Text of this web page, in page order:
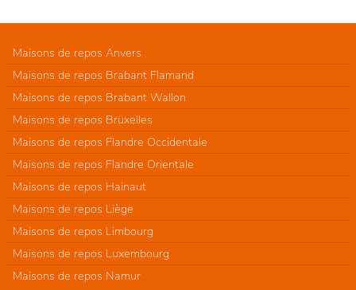
Maisons de repos Anvers
Maisons de repos Brabant Flamand
Maisons de repos Brabant Wallon
Maisons de repos Bruxelles
Maisons de repos Flandre Occidentale
Maisons de repos Flandre Orientale
Maisons de repos Hainaut
Maisons de repos Liège
Maisons de repos Limbourg
Maisons de repos Luxembourg
Maisons de repos Namur